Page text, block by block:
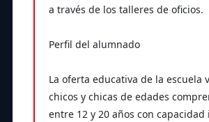
a través de los talleres de oficios.
Perfil del alumnado
La oferta educativa de la escuela
chicos y chicas de edades
entre 12 y 20 años con